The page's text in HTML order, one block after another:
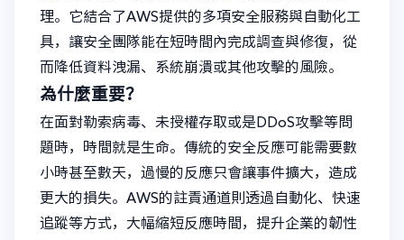
理。它結合了AWS提供的多項安全服務與自動化工
具，讓安全團隊能在短時間內完成調查與修復，從
而降低資料洩漏、系統崩潰或其他攻擊的風險。
為什麼重要？
在面對勒索病毒、未授權存取或是DDoS攻擊等問
題時，時間就是生命。傳統的安全反應可能需要數
小時甚至數天，過慢的反應只會讓事件擴大，造成
更大的損失。AWS的註責通道則透過自動化、快速
追蹤等方式，大幅縮短反應時間，提升企業的韌性